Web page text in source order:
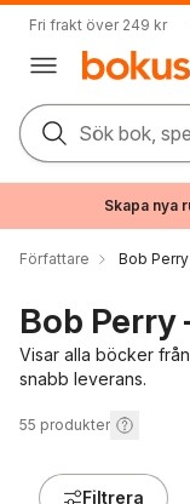
Fri frakt över 249 kr
Sök bok,
Skapa nya
Författare Bob Perry
Bob
Visar alla böcker
snabb leverans.
55 produkter
Filtrera